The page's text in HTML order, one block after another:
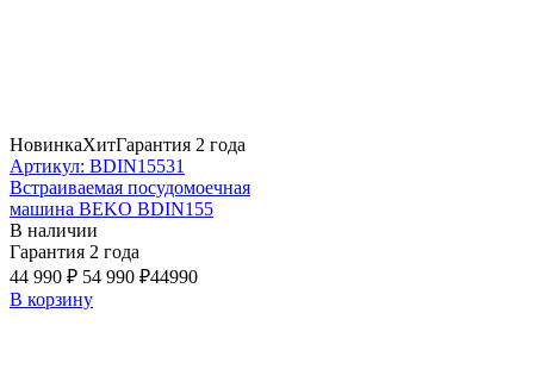
НовинкаХитГарантия 2 года
Артикул: BDIN15531
Встраиваемая посудомоечная
машина BEKO BDIN155
В наличии
Гарантия 2 года
44 990 ₽ 54 990 ₽44990
В корзину